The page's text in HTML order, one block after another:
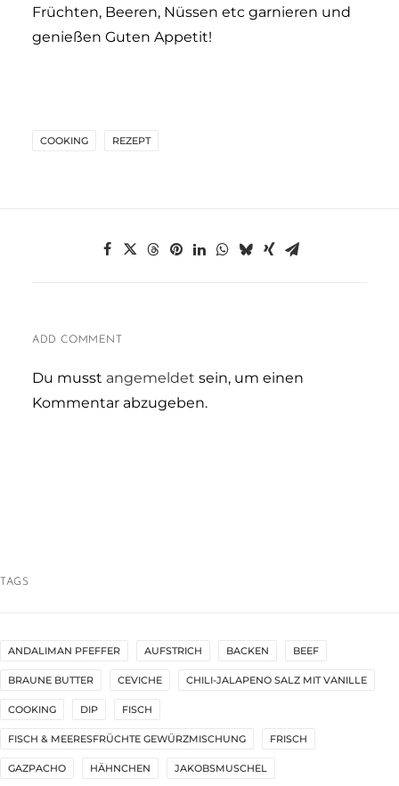
Früchten, Beeren, Nüssen etc garnieren und
genießen Guten Appetit!
COOKING REZEPT
ADD COMMENT
Du musst angemeldet sein, um einen
Kommentar abzugeben.
TAGS
ANDALIMAN PFEFFER AUFSTRICH BACKEN BEEF
BRAUNE BUTTER CEVICHE CHILI-JALAPENO SALZ MIT VANILLE
COOKING DIP FISCH
FISCH & MEERESFRÜCHTE GEWÜRZMISCHUNG FRISCH
GAZPACHO HÄHNCHEN JAKOBSMUSCHEL